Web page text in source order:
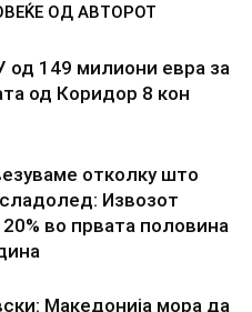
ОД АВТОРОТ
од 149 милиони евра за
од Коридор 8 кон
отколку што
Извозот
во првата половина
Македонија мора да